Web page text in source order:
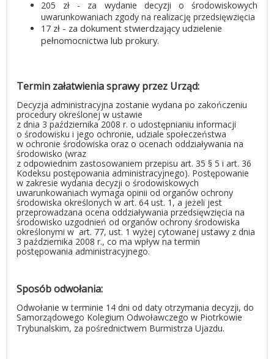
205 zł - za wydanie decyzji o środowiskowych
uwarunkowaniach zgody na realizację przedsięwzięcia
17 zł - za dokument stwierdzający udzielenie
pełnomocnictwa lub prokury.
Termin załatwienia sprawy przez Urząd:
Decyzja administracyjna zostanie wydana po zakończeniu
procedury określonej w ustawie
z dnia 3 października 2008 r. o udostępnianiu informacji
o środowisku i jego ochronie, udziale społeczeństwa
w ochronie środowiska oraz o ocenach oddziaływania na
środowisko (wraz
z odpowiednim zastosowaniem przepisu art. 35 § 5 i art. 36
Kodeksu postępowania administracyjnego). Postępowanie
w zakresie wydania decyzji o środowiskowych
uwarunkowaniach wymaga opinii od organów ochrony
środowiska określonych w art. 64 ust. 1, a jeżeli jest
przeprowadzana ocena oddziaływania przedsięwzięcia na
środowisko uzgodnień od organów ochrony środowiska
określonymi w art. 77, ust. 1 wyżej cytowanej ustawy z dnia
3 października 2008 r., co ma wpływ na termin
postępowania administracyjnego.
Sposób odwołania:
Odwołanie w terminie 14 dni od daty otrzymania decyzji, do
Samorządowego Kolegium Odwoławczego w Piotrkowie
Trybunalskim, za pośrednictwem Burmistrza Ujazdu.